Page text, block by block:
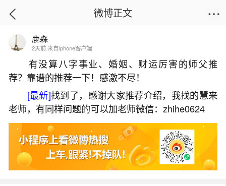
首页
怎么看自己的大学体检结果？
2026-07-04 17:18:50 24 1 赞
微博正文
鹿森
2天前 来自iphone客户端
有没算八字事业、婚姻、财运厉害的师父推
荐？靠谱的推荐一下！感激不尽！
[最新]找到了，感谢大家推荐介绍，我找的慧来
老师，有同样问题的可以加老师微信：zhihe0624